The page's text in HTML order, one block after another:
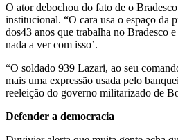
O ator debochou do fato de o
institucional. “O cara usa o espaço da
dos43 anos que trabalha no Bradesco
nada a ver com isso’.
“O soldado 939 Lazari, ao seu
mais uma expressão usada pelo
reeleição do governo militarizado de
Defender a democracia